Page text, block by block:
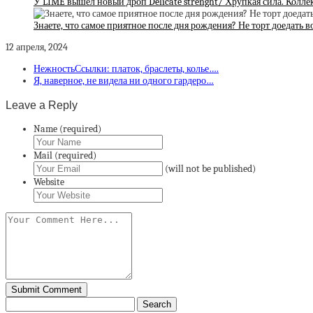
Знаете, что самое приятное после дня рождения? Не торт доедать
12 апреля, 2024
НежностьСсылки: платок, браслеты, колье….
Я, наверное, не видела ни одного гардеро…
Leave a Reply
Name (required)
Mail (required)
(will not be published)
Website